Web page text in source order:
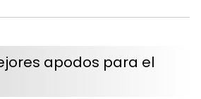
apodos para el